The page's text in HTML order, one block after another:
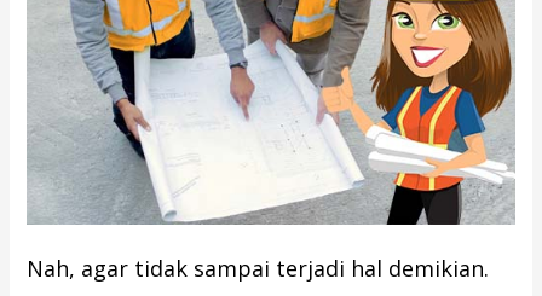
Nah, agar tidak sampai terjadi hal demikian.